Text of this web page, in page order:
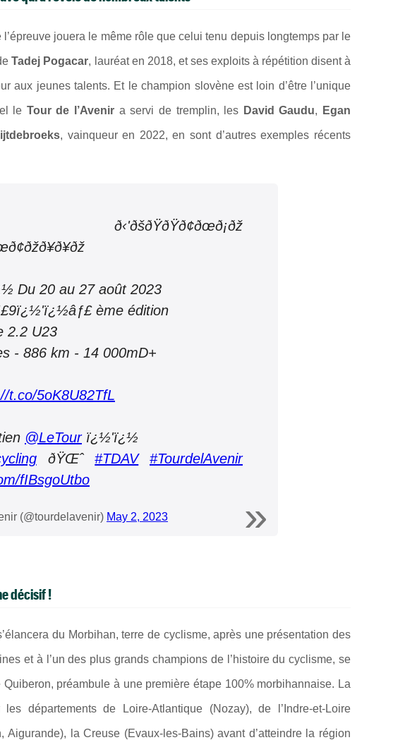
jouera le même rôle que celui tenu depuis longtemps par le
Tadej Pogacar, lauréat en 2018, et ses exploits à répétition disent à
aux jeunes talents. Et le champion slovène est loin d’être l’unique
le Tour de l’Avenir a servi de tremplin, les David Gaudu, Egan
, vainqueur en 2022, en sont d’autres exemples récents
Du 20 au 27 août 2023
ème édition
2.2 U23
- 886 km - 14 000mD+
t.co/5oK8U82TfL
@LeTourï¿½'ï¿½
ðŸŒˆ#TDAV
#TourdelAvenir
fIBsgoUtbo
(@tourdelavenir) May 2, 2023
décisif !
du Morbihan, terre de cyclisme, après une présentation des
et à l’un des plus grands champions de l’histoire du cyclisme, se
préambule à une première étape 100% morbihannaise. La
départements de Loire-Atlantique (Nozay), de l’Indre-et-Loire
Aigurande), la Creuse (Evaux-les-Bains) avant d’atteindre la région